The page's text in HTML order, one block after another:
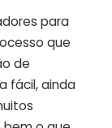
para
que
de
fácil, ainda